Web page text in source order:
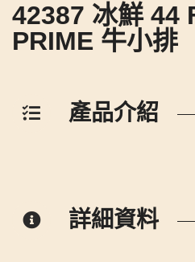
42387 冰鮮 44
PRIME 牛小排
產品介紹
詳細資料